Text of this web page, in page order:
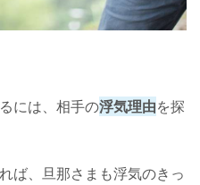
には、相手の浮気理由を探
ば、旦那さまも浮気のきっ